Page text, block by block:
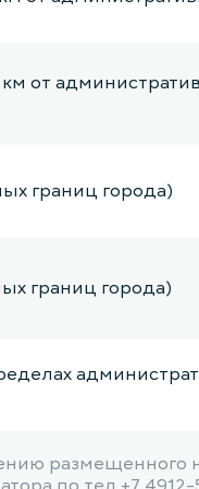
от
границ города)
границ города)
км от
размещенного